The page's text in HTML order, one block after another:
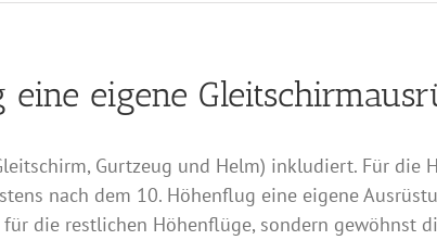
eigene
Gurtzeug und Helm) inkludiert. Für die
nach dem 10. Höhenflug eine eigene
die restlichen Höhenflüge, sondern gewöhnst